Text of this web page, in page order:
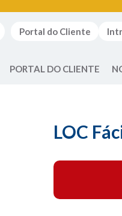
Portal do Cliente
PORTAL DO CLIENTE
LOC